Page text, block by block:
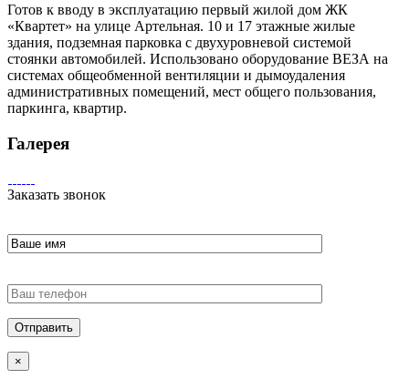
Готов к вводу в эксплуатацию первый жилой дом ЖК
«Квартет» на улице Артельная. 10 и 17 этажные жилые
здания, подземная парковка с двухуровневой системой
стоянки автомобилей. Использовано оборудование ВЕЗА на
системах общеобменной вентиляции и дымоудаления
административных помещений, мест общего пользования,
паркинга, квартир.
Галерея
Заказать звонок
×